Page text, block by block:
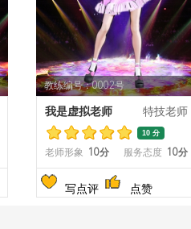
教练编号：0002号
我是虚拟老师 特技老师
10 分
老师形象 10分 服务态度 10分
写点评 点赞